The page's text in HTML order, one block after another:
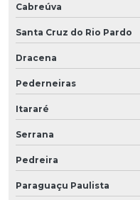
Cabreúva
Santa Cruz do Rio Pardo
Dracena
Pederneiras
Itararé
Serrana
Pedreira
Paraguaçu Paulista